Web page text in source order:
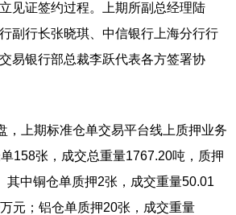
见证签约过程。上期所副总经理陆
副行长张晓琪、中信银行上海分行行
易银行部总裁李跃代表各方签署协
上期标准仓单交易平台线上质押业务
158张，成交总重量1767.20吨，质押
其中铜仓单质押2张，成交重量50.01
元；铝仓单质押20张，成交重量